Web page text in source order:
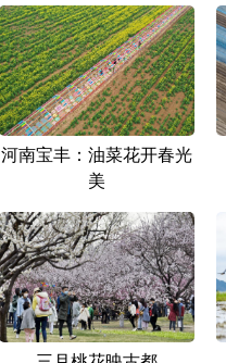
河南宝丰：油菜花开春光
美